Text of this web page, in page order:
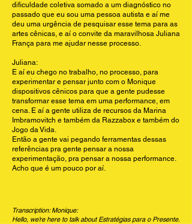
dificuldade coletiva somado a um diagnóstico no
passado que eu sou uma pessoa autista e aí me
deu uma urgência de pesquisar esse tema para as
artes cênicas, e aí o convite da maravilhosa Juliana
França para me ajudar nesse processo.
Juliana:
E aí eu chego no trabalho, no processo, para
experimentar e pensar junto com o Monique
dispositivos cênicos para que a gente pudesse
transformar esse tema em uma performance, em
cena. E aí a gente utiliza de recursos da Marina
Imbramovitch e também da Razzabox e também do
Jogo da Vida.
Então a gente vai pegando ferramentas dessas
referências pra gente pensar a nossa
experimentação, pra pensar a nossa performance.
Acho que é um pouco por aí.
Transcription: Monique:
Hello, we’re here to talk about Estratégias para o Presente.